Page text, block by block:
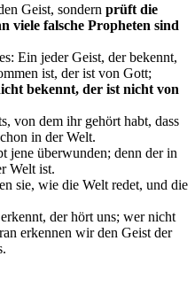
Geist, sondern prüft die
viele falsche Propheten sind
Ein jeder Geist, der bekennt,
ist, der ist von Gott;
bekennt, der ist nicht von
von dem ihr gehört habt, dass
in der Welt.
jene überwunden; denn der in
Welt ist.
sie, wie die Welt redet, und die
der hört uns; wer nicht
erkennen wir den Geist der